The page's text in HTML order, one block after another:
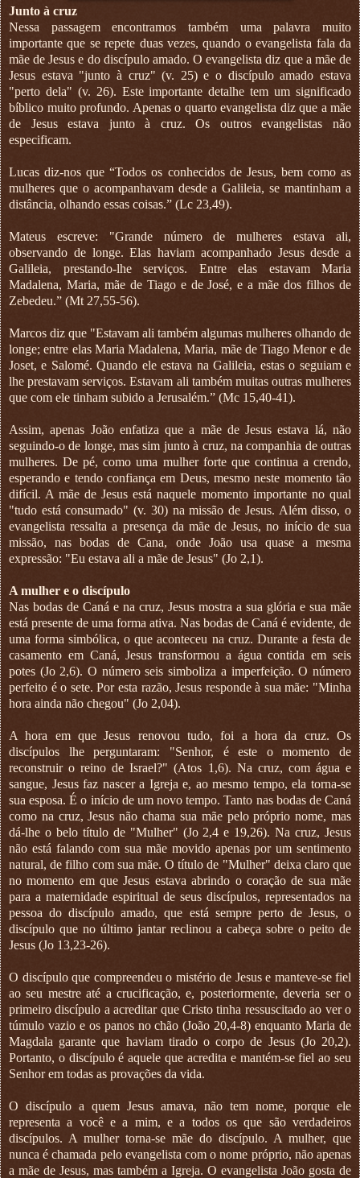
Junto à cruz
Nessa passagem encontramos também uma palavra muito
importante que se repete duas vezes, quando o evangelista fala da
mãe de Jesus e do discípulo amado. O evangelista diz que a mãe de
Jesus estava "junto à cruz" (v. 25) e o discípulo amado estava
"perto dela" (v. 26). Este importante detalhe tem um significado
bíblico muito profundo. Apenas o quarto evangelista diz que a mãe
de Jesus estava junto à cruz. Os outros evangelistas não
especificam.
Lucas diz-nos que “Todos os conhecidos de Jesus, bem como as
mulheres que o acompanhavam desde a Galileia, se mantinham a
distância, olhando essas coisas.” (Lc 23,49).
Mateus escreve: "Grande número de mulheres estava ali,
observando de longe. Elas haviam acompanhado Jesus desde a
Galileia, prestando-lhe serviços. Entre elas estavam Maria
Madalena, Maria, mãe de Tiago e de José, e a mãe dos filhos de
Zebedeu.” (Mt 27,55-56).
Marcos diz que "Estavam ali também algumas mulheres olhando de
longe; entre elas Maria Madalena, Maria, mãe de Tiago Menor e de
Joset, e Salomé. Quando ele estava na Galileia, estas o seguiam e
lhe prestavam serviços. Estavam ali também muitas outras mulheres
que com ele tinham subido a Jerusalém.” (Mc 15,40-41).
Assim, apenas João enfatiza que a mãe de Jesus estava lá, não
seguindo-o de longe, mas sim junto à cruz, na companhia de outras
mulheres. De pé, como uma mulher forte que continua a crendo,
esperando e tendo confiança em Deus, mesmo neste momento tão
difícil. A mãe de Jesus está naquele momento importante no qual
"tudo está consumado" (v. 30) na missão de Jesus. Além disso, o
evangelista ressalta a presença da mãe de Jesus, no início de sua
missão, nas bodas de Cana, onde João usa quase a mesma
expressão: "Eu estava ali a mãe de Jesus" (Jo 2,1).
A mulher e o discípulo
Nas bodas de Caná e na cruz, Jesus mostra a sua glória e sua mãe
está presente de uma forma ativa. Nas bodas de Caná é evidente, de
uma forma simbólica, o que aconteceu na cruz. Durante a festa de
casamento em Caná, Jesus transformou a água contida em seis
potes (Jo 2,6). O número seis simboliza a imperfeição. O número
perfeito é o sete. Por esta razão, Jesus responde à sua mãe: "Minha
hora ainda não chegou" (Jo 2,04).
A hora em que Jesus renovou tudo, foi a hora da cruz. Os
discípulos lhe perguntaram: "Senhor, é este o momento de
reconstruir o reino de Israel?" (Atos 1,6). Na cruz, com água e
sangue, Jesus faz nascer a Igreja e, ao mesmo tempo, ela torna-se
sua esposa. É o início de um novo tempo. Tanto nas bodas de Caná
como na cruz, Jesus não chama sua mãe pelo próprio nome, mas
dá-lhe o belo título de "Mulher" (Jo 2,4 e 19,26). Na cruz, Jesus
não está falando com sua mãe movido apenas por um sentimento
natural, de filho com sua mãe. O título de "Mulher" deixa claro que
no momento em que Jesus estava abrindo o coração de sua mãe
para a maternidade espiritual de seus discípulos, representados na
pessoa do discípulo amado, que está sempre perto de Jesus, o
discípulo que no último jantar reclinou a cabeça sobre o peito de
Jesus (Jo 13,23-26).
O discípulo que compreendeu o mistério de Jesus e manteve-se fiel
ao seu mestre até a crucificação, e, posteriormente, deveria ser o
primeiro discípulo a acreditar que Cristo tinha ressuscitado ao ver o
túmulo vazio e os panos no chão (João 20,4-8) enquanto Maria de
Magdala garante que haviam tirado o corpo de Jesus (Jo 20,2).
Portanto, o discípulo é aquele que acredita e mantém-se fiel ao seu
Senhor em todas as provações da vida.
O discípulo a quem Jesus amava, não tem nome, porque ele
representa a você e a mim, e a todos os que são verdadeiros
discípulos. A mulher torna-se mãe do discípulo. A mulher, que
nunca é chamada pelo evangelista com o nome próprio, não apenas
a mãe de Jesus, mas também a Igreja. O evangelista João gosta de